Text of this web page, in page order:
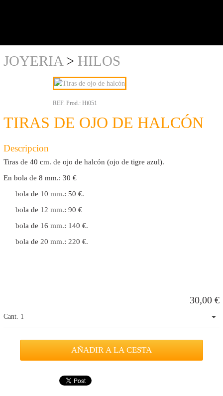
JOYERIA > HILOS
REF. Prod.: Hi051
TIRAS DE OJO DE HALCÓN
Descripcion
Tiras de 40 cm. de ojo de halcón (ojo de tigre azul).
En bola de 8 mm.: 30 €
bola de 10 mm.: 50 €.
bola de 12 mm.: 90 €
bola de 16 mm.: 140 €.
bola de 20 mm.: 220 €.
30,00 €
Cant. 1